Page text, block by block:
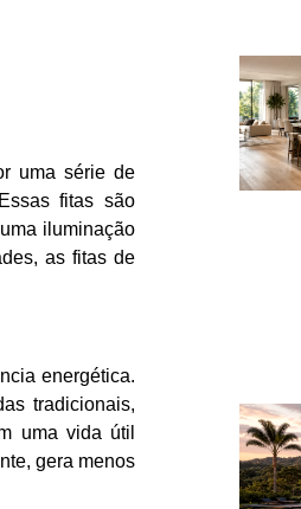
uma série de
fitas são
iluminação
as fitas de
energética.
tradicionais,
uma vida útil
gera menos